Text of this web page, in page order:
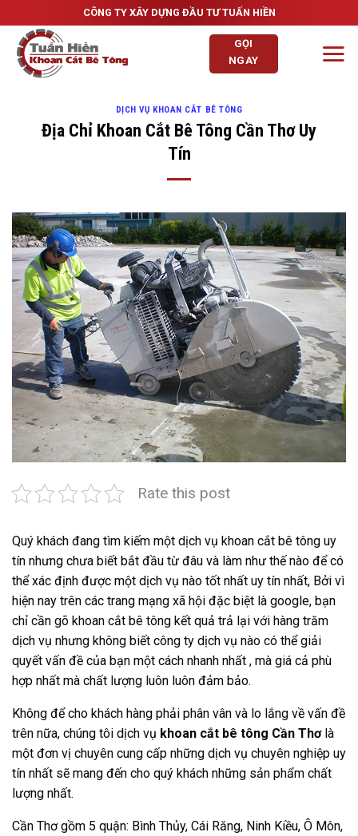
to
content
CÔNG TY XÂY DỰNG ĐẦU TƯ TUẤN HIỀN
GỌI
NGAY
DỊCH VỤ KHOAN CẮT BÊ TÔNG
Địa Chỉ Khoan Cắt Bê Tông Cần Thơ Uy
Tín
Rate this post
Quý khách đang tìm kiếm một dịch vụ khoan cắt bê tông uy
tín nhưng chưa biết bắt đầu từ đâu và làm như thế nào để có
thể xác định được một dịch vụ nào tốt nhất uy tín nhất, Bởi vì
hiện nay trên các trang mạng xã hội đặc biệt là google, bạn
chỉ cần gõ khoan cắt bê tông kết quả trả lại với hàng trăm
dịch vụ nhưng không biết công ty dịch vụ nào có thể giải
quyết vấn đề của bạn một cách nhanh nhất , mà giá cả phù
hợp nhất mà chất lượng luôn luôn đảm bảo.
Không để cho khách hàng phải phân vân và lo lắng về vấn đề
trên nữa, chúng tôi dịch vụ khoan cắt bê tông Cần Thơlà
một đơn vị chuyên cung cấp những dịch vụ chuyên nghiệp uy
tín nhất sẽ mang đến cho quý khách những sản phẩm chất
lượng nhất.
Cần Thơ gồm 5 quận: Bình Thủy, Cái Răng, Ninh Kiều, Ô Môn,